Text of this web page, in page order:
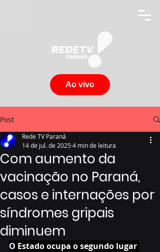
Ao vivo
Post
Com aumento da
vacinação no Paraná,
casos e internações por
síndromes gripais
diminuem
Rede TV Paraná
14 de jul. de 20254 min de leitura
O Estado ocupa o segundo lugar